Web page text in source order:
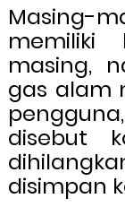
memiliki
masing,
gas alam
disebut
disimpan